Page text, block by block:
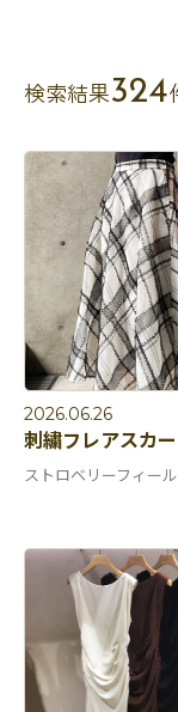
検索結果324
2026.06.26
刺繍フレアスカ
ストロベリーフィー